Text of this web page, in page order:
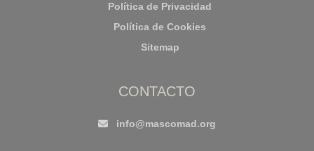
Política de Privacidad
Política de Cookies
Sitemap
CONTACTO
info@mascomad.org